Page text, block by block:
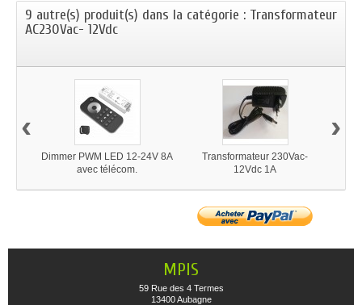
9 autre(s) produit(s) dans la catégorie : Transformateur
AC230Vac- 12Vdc
Dimmer PWM LED 12-24V 8A
avec télécom.
Transformateur 230Vac-
12Vdc 1A
‹ ›
MPIS
59 Rue des 4 Termes
13400 Aubagne